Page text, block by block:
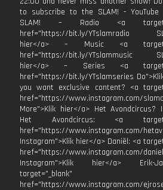
to subscribe to the SLAM! - YouTube
SLAM! – Radio <a
href="https://bit.ly/YTslamradio
hier</a> – Music <a
href="https://bit.ly/YTslammusic
hier</a> – Series <a
href="https://bit.ly/YTslamseries
you want exclusive content? <a
href="https://www.instagram.com/
More">Klik hier</a> Het Avondcircus?
Het Avondcircus: <a
href="https://www.instagram.com/
Instagram">Klik hier</a> Daniël: <a
href="https://www.instagram.com/
Instagram">Klik hier</a>
target="_blank"
href="https://www.instagram.com/